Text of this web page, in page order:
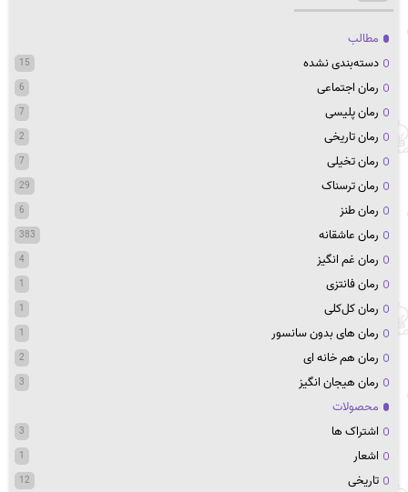
مطالب
دسته‌بندی نشده
15
رمان اجتماعی 6
رمان پلیسی 7
رمان تاریخی 2
رمان تخیلی 7
رمان ترسناک 29
رمان طنز 6
رمان عاشقانه 383
رمان غم انگیز 4
رمان فانتزی 1
رمان کل‌کلی 1
رمان های بدون سانسور 1
رمان هم خانه ای 2
رمان هیجان انگیز 3
محصولات
اشتراک ها
3
اشعار 1
تاریخی 12